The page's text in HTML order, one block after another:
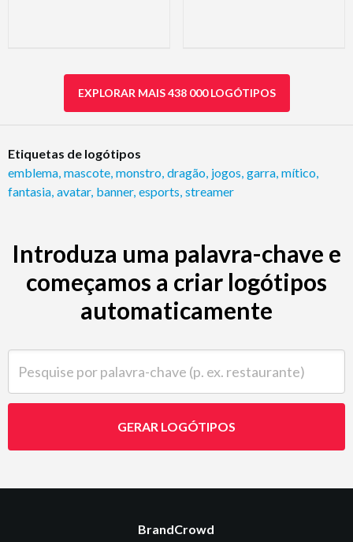
EXPLORAR MAIS 438 000 LOGÓTIPOS
Etiquetas de logótipos
emblema mascote monstro dragão jogos garra mítico
fantasia avatar, banner, esports streamer
Introduza uma palavra-chave e
começamos a criar logótipos
automaticamente
GERAR LOGÓTIPOS
BrandCrowd